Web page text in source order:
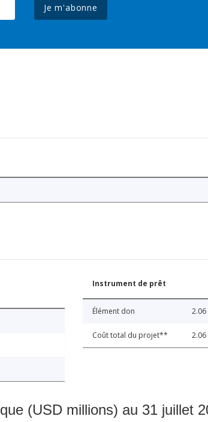
Je m'abonne
Instrument de prêt
Élément don 2.06
Coût total du projet** 2.06
(USD millions) au 31 juillet